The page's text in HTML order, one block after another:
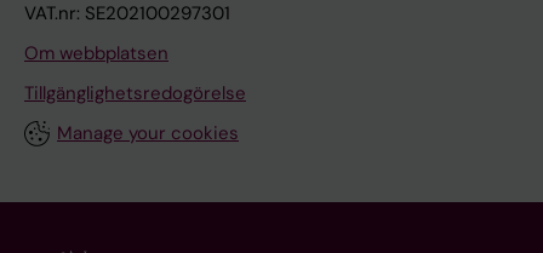
VAT.nr: SE202100297301
Om webbplatsen
Tillgänglighetsredogörelse
Manage your cookies